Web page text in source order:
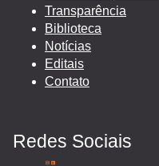
Transparência
Biblioteca
Notícias
Editais
Contato
Redes Sociais